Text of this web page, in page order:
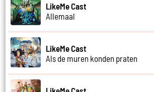
LikeMe Cast
Allemaal
LikeMe Cast
Als de muren konden praten